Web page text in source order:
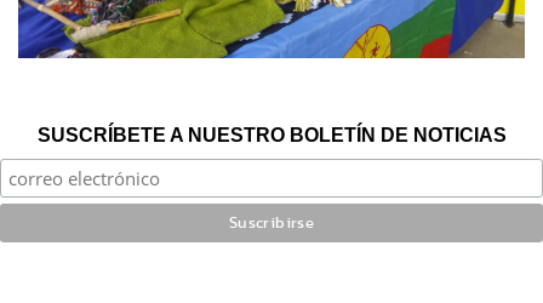
SUSCRÍBETE A NUESTRO BOLETÍN DE NOTICIAS